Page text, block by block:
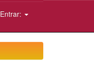
Entrar: